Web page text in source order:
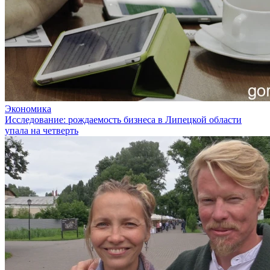
Экономика
Исследование: рождаемость бизнеса в Липецкой области
упала на четверть